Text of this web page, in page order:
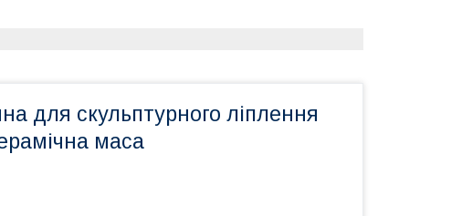
для скульптурного ліплення
маса